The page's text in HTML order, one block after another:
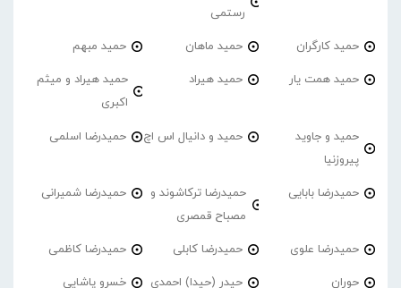
رستمی
حمید کارگران حمید ماهان حمید مبهم
حمید همت یار حمید هیراد
حمید هیراد و میثم
اکبری
حمید و جاوید
پیروزنیا
حمید و دانیال اس اچ حمیدرضا اسلمی
حمیدرضا بابایی
حمیدرضا ترکاشوند و
مصباح قمصری
حمیدرضا شمیرانی
حمیدرضا علوی حمیدرضا کابلی حمیدرضا کاظمی
حوران حیدر (حیدا) احمدی خسرو پاشایی